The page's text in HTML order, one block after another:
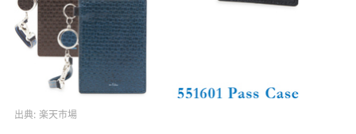
出典: 楽天市場